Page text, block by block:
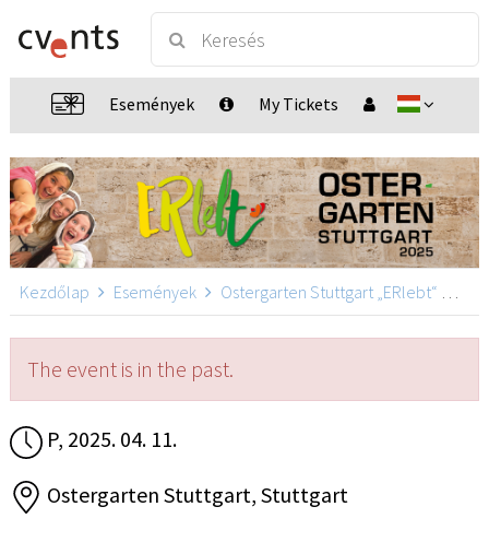
Események My Tickets
Kezdőlap Események Ostergarten Stuttgart „ERlebt“
The event is in the past.
P, 2025. 04. 11.
Ostergarten Stuttgart, Stuttgart